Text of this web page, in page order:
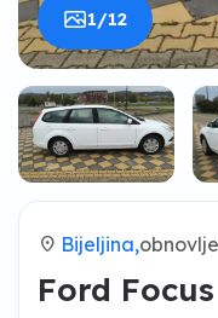
1/12
location_on Bijeljina,
Ford Focus